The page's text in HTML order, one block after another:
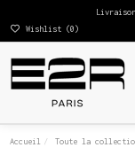
Wishlist (0)
Accueil Toute la